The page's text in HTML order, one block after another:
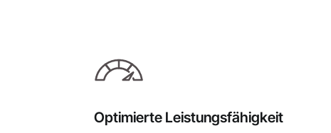
Optimierte Leistungsfähigkeit